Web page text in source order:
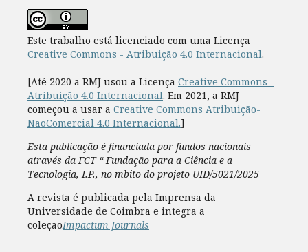
Este trabalho está licenciado com uma Licença
Creative Commons - Atribuição 4.0 Internacional.
[Até 2020 a RMJ usou a Licença Creative Commons -
Atribuição 4.0 Internacional. Em 2021, a RMJ
começou a usar a Creative Commons Atribuição-
NãoComercial 4.0 Internacional.]
Esta publicação é financiada por fundos nacionais
através da FCT “ Fundação para a Ciência e a
Tecnologia, I.P., no mbito do projeto UID/5021/2025
A revista é publicada pela Imprensa da
Universidade de Coimbra e integra a
coleçãoImpactum Journals